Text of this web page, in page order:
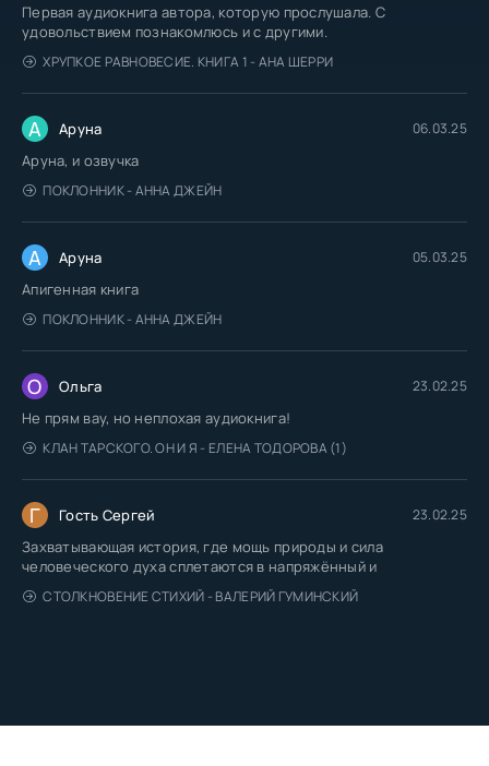
Первая аудиокнига автора, которую прослушала. С
удовольствием познакомлюсь и с другими.
ХРУПКОЕ РАВНОВЕСИЕ. КНИГА 1 - АНА ШЕРРИ
А Аруна 06.03.25
Аруна, и озвучка
ПОКЛОННИК - АННА ДЖЕЙН
А Аруна 05.03.25
Апигенная книга
ПОКЛОННИК - АННА ДЖЕЙН
О Ольга 23.02.25
Не прям вау, но неплохая аудиокнига!
КЛАН ТАРСКОГО. ОН И Я - ЕЛЕНА ТОДОРОВА (1)
Г Гость Сергей 23.02.25
Захватывающая история, где мощь природы и сила
человеческого духа сплетаются в напряжённый и
СТОЛКНОВЕНИЕ СТИХИЙ - ВАЛЕРИЙ ГУМИНСКИЙ